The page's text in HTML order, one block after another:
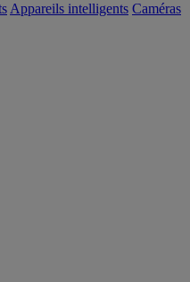
Appareils intelligents Caméras